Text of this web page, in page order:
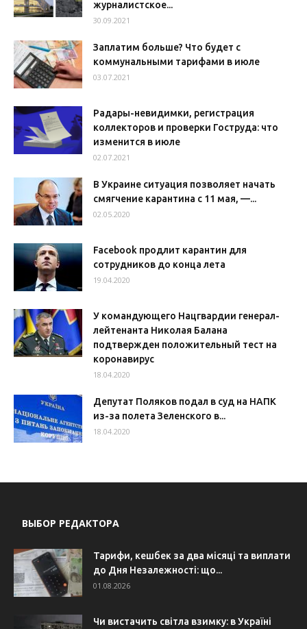
журналистское...
30.09.2021
Заплатим больше? Что будет с
коммунальными тарифами в июле
03.07.2021
Радары-невидимки, регистрация
коллекторов и проверки Гоструда: что
изменится в июле
02.07.2021
В Украине ситуация позволяет начать
смягчение карантина с 11 мая, —...
02.05.2020
Facebook продлит карантин для
сотрудников до конца лета
19.04.2020
У командующего Нацгвардии генерал-
лейтенанта Николая Балана
подтвержден положительный тест на
коронавирус
18.04.2020
Депутат Поляков подал в суд на НАПК
из-за полета Зеленского в...
18.04.2020
ВЫБОР РЕДАКТОРА
Тарифи, кешбек за два місяці та виплати
до Дня Незалежності: що...
01.08.2026
Чи вистачить світла взимку: в Україні